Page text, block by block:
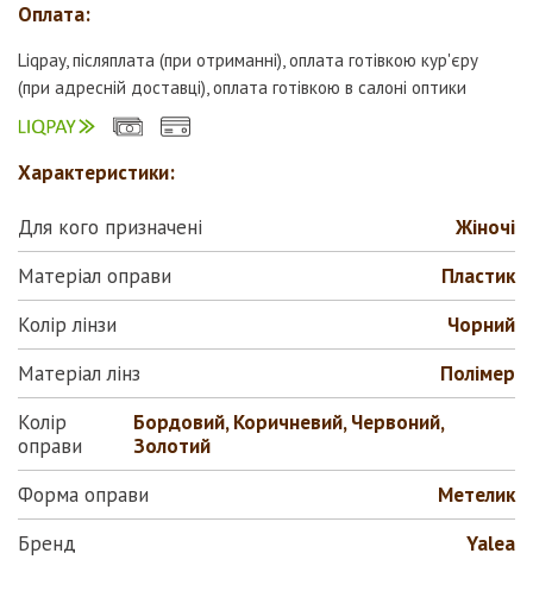
Оплата:
Liqpay, післяплата (при отриманні), оплата готівкою кур'єру
(при адресній доставці), оплата готівкою в салоні оптики
Характеристики:
Для кого призначені
Жіночі
Матеріал оправи
Пластик
Колір лінзи
Чорний
Матеріал лінз
Полiмер
Колір
оправи
Бордовий, Коричневий, Червоний,
Золотий
Форма оправи
Метелик
Бренд
Yalea